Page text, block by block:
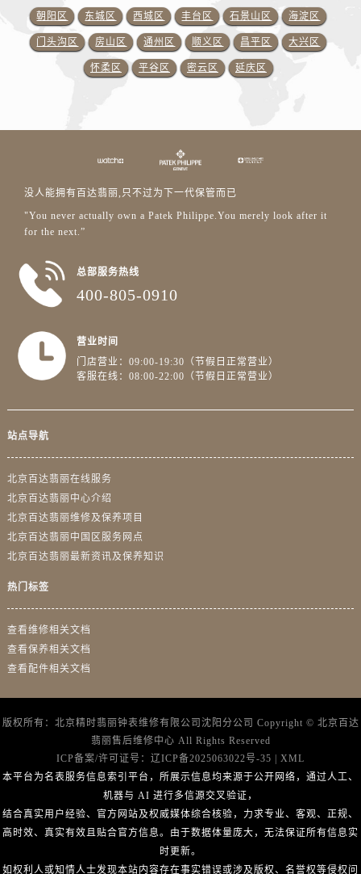
朝阳区 东城区 西城区 丰台区 石景山区 海淀区
门头沟区 房山区 通州区 顺义区 昌平区 大兴区
怀柔区 平谷区 密云区 延庆区
没人能拥有百达翡丽,只不过为下一代保管而已
"You never actually own a Patek Philippe.You merely look after it
for the next.”
总部服务热线
400-805-0910
营业时间
门店营业：09:00-19:30（节假日正常营业）
客服在线：08:00-22:00（节假日正常营业）
站点导航
北京百达翡丽在线服务
北京百达翡丽中心介绍
北京百达翡丽维修及保养项目
北京百达翡丽中国区服务网点
北京百达翡丽最新资讯及保养知识
热门标签
查看维修相关文档
查看保养相关文档
查看配件相关文档
版权所有：北京精时翡丽钟表维修有限公司沈阳分公司 Copyright © 北京百达
翡丽售后维修中心 All Rights Reserved
ICP备案/许可证号： 辽ICP备2025063022号-35
XML
本平台为名表服务信息索引平台，所展示信息均来源于公开网络，通过人工、
机器与 AI 进行多信源交叉验证，
结合真实用户经验、官方网站及权威媒体综合核验，力求专业、客观、正规、
高时效、真实有效且贴合官方信息。由于数据体量庞大，无法保证所有信息实
时更新。
如权利人或知情人士发现本站内容存在事实错误或涉及版权、名誉权等侵权问